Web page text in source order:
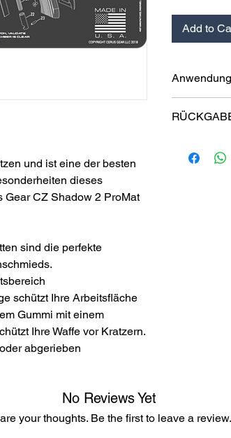
und ist eine der besten
dieses
Gear CZ Shadow 2 ProMat
sind die perfekte
schützt Ihre Arbeitsfläche
Gummi mit einem
Ihre Waffe vor Kratzern.
abgerieben
Add to
Anwendung
Aufrollbar für
andere
ProMats
No Reviews Yet
your thoughts. Be the first to leave a review.